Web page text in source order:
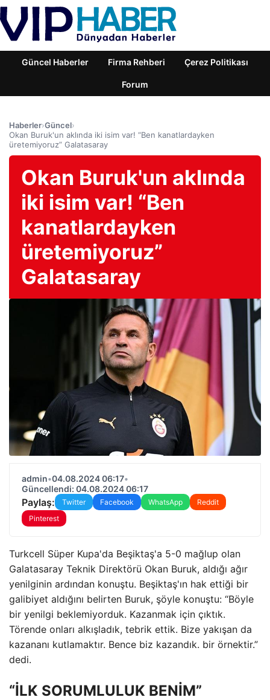
Güncel Haberler Firma Rehberi Çerez Politikası
Forum
Haberler›Güncel›
Okan Buruk'un aklında iki isim var! “Ben kanatlardayken
üretemiyoruz” Galatasaray
Okan Buruk'un aklında
iki isim var! “Ben
kanatlardayken
üretemiyoruz”
Galatasaray
admin•04.08.2024 06:17•
Güncellendi: 04.08.2024 06:17
Paylaş: Twitter Facebook WhatsApp
Reddit
Pinterest
Turkcell Süper Kupa'da Beşiktaş'a 5-0 mağlup olan
Galatasaray Teknik Direktörü Okan Buruk, aldığı ağır
yenilginin ardından konuştu. Beşiktaş'ın hak ettiği bir
galibiyet aldığını belirten Buruk, şöyle konuştu: “Böyle
bir yenilgi beklemiyorduk. Kazanmak için çıktık.
Törende onları alkışladık, tebrik ettik. Bize yakışan da
kazananı kutlamaktır. Bence biz kazandık. bir örnektir.”
dedi.
“İLK SORUMLULUK BENİM”